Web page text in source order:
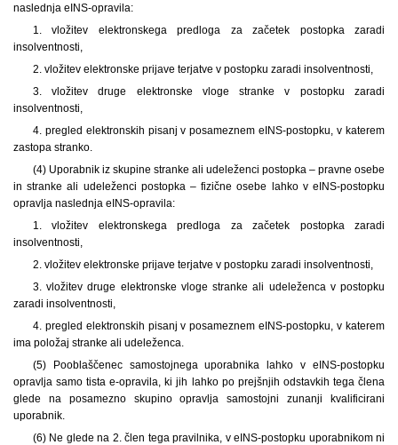
naslednja eINS-opravila:
1. vložitev elektronskega predloga za začetek postopka zaradi
insolventnosti,
2. vložitev elektronske prijave terjatve v postopku zaradi insolventnosti,
3. vložitev druge elektronske vloge stranke v postopku zaradi
insolventnosti,
4. pregled elektronskih pisanj v posameznem eINS-postopku, v katerem
zastopa stranko.
(4) Uporabnik iz skupine stranke ali udeleženci postopka – pravne osebe
in stranke ali udeleženci postopka – fizične osebe lahko v eINS-postopku
opravlja naslednja eINS-opravila:
1. vložitev elektronskega predloga za začetek postopka zaradi
insolventnosti,
2. vložitev elektronske prijave terjatve v postopku zaradi insolventnosti,
3. vložitev druge elektronske vloge stranke ali udeleženca v postopku
zaradi insolventnosti,
4. pregled elektronskih pisanj v posameznem eINS-postopku, v katerem
ima položaj stranke ali udeleženca.
(5) Pooblaščenec samostojnega uporabnika lahko v eINS-postopku
opravlja samo tista e-opravila, ki jih lahko po prejšnjih odstavkih tega člena
glede na posamezno skupino opravlja samostojni zunanji kvalificirani
uporabnik.
(6) Ne glede na 2. člen tega pravilnika, v eINS-postopku uporabnikom ni